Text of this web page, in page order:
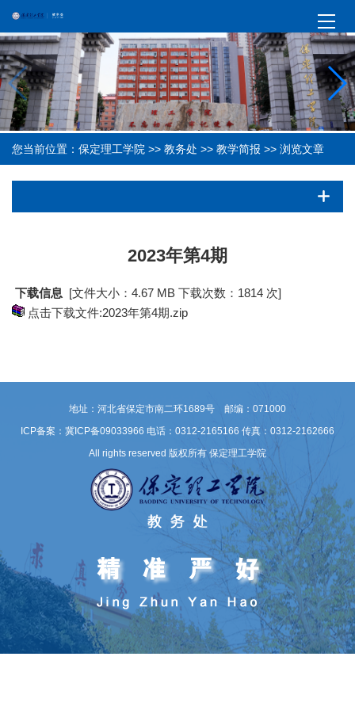
您当前位置： 保定理工学院 >> 教务处 >> 教学简报 >> 浏览文章
2023年第4期
下载信息 [文件大小：4.67 MB 下载次数： 1814 次]
点击下载文件:2023年第4期.zip
地址：河北省保定市南二环1689号 邮编：071000
ICP备案：冀ICP备09033966 电话：0312-2165166 传真：0312-2162666
All rights reserved 版权所有 保定理工学院